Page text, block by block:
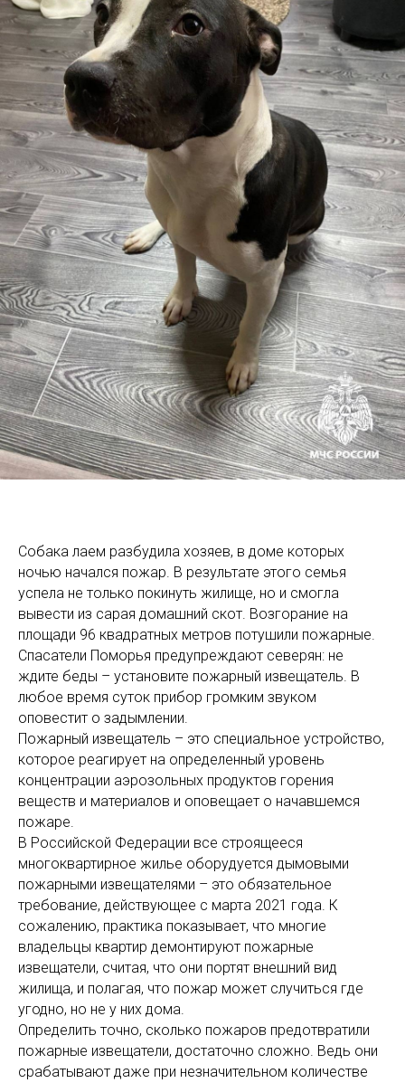
Собака лаем разбудила хозяев, в доме которых
ночью начался пожар. В результате этого семья
успела не только покинуть жилище, но и смогла
вывести из сарая домашний скот. Возгорание на
площади 96 квадратных метров потушили пожарные.
Спасатели Поморья предупреждают северян: не
ждите беды – установите пожарный извещатель. В
любое время суток прибор громким звуком
оповестит о задымлении.
Пожарный извещатель – это специальное устройство,
которое реагирует на определенный уровень
концентрации аэрозольных продуктов горения
веществ и материалов и оповещает о начавшемся
пожаре.
В Российской Федерации все строящееся
многоквартирное жилье оборудуется дымовыми
пожарными извещателями – это обязательное
требование, действующее с марта 2021 года. К
сожалению, практика показывает, что многие
владельцы квартир демонтируют пожарные
извещатели, считая, что они портят внешний вид
жилища, и полагая, что пожар может случиться где
угодно, но не у них дома.
Определить точно, сколько пожаров предотвратили
пожарные извещатели, достаточно сложно. Ведь они
срабатывают даже при незначительном количестве